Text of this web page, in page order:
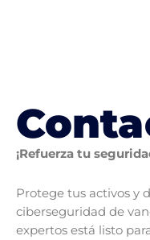
¡Refuerza tu
Protege tus activos y
ciberseguridad de
expertos está listo